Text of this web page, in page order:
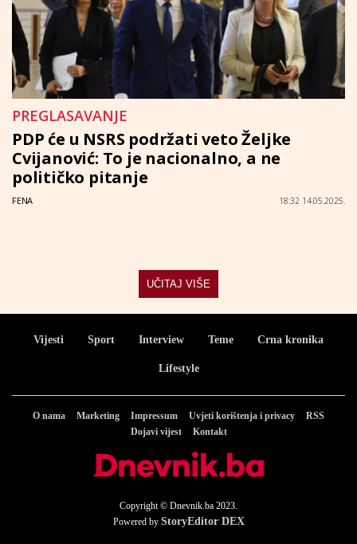
PREGLASAVANJE
PDP će u NSRS podržati veto Željke
Cvijanović: To je nacionalno, a ne
političko pitanje
FENA 18:32 14.05.2025.
UČITAJ VIŠE
Vijesti Sport Interview Teme Crna kronika
Lifestyle
O nama Marketing Impressum Uvjeti korištenja i privacy
RSS
Dojavi vijest
Kontakt
Copyright © Dnevnik.ba 2023.
Powered by StoryEditor DEX